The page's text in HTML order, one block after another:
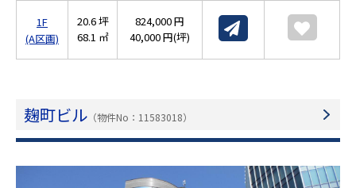
1F
(A区画)
20.6 坪
68.1 ㎡
824,000 円
40,000 円(坪)
麹町ビル （物件No：11583018）